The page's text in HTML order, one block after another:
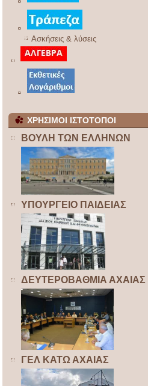
Ασκήσεις & λύσεις
ΧΡΗΣΙΜΟΙ ΙΣΤΟΤΟΠΟΙ
ΒΟΥΛΗ ΤΩΝ ΕΛΛΗΝΩΝ
ΥΠΟΥΡΓΕΙΟ ΠΑΙΔΕΙΑΣ
ΔΕΥΤΕΡΟΒΑΘΜΙΑ ΑΧΑΙΑΣ
ΓΕΛ ΚΑΤΩ ΑΧΑΙΑΣ